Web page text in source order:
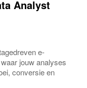
Analyst
e-
jouw analyses
conversie en